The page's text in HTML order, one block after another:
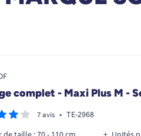
complet - Maxi Plus M -
7 avis • TE-2968